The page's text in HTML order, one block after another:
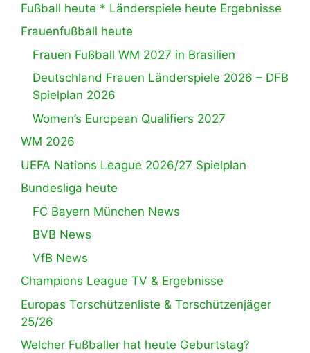
Fußball heute * Länderspiele heute Ergebnisse
Frauenfußball heute
Frauen Fußball WM 2027 in Brasilien
Deutschland Frauen Länderspiele 2026 – DFB
Spielplan 2026
Women’s European Qualifiers 2027
WM 2026
UEFA Nations League 2026/27 Spielplan
Bundesliga heute
FC Bayern München News
BVB News
VfB News
Champions League TV & Ergebnisse
Europas Torschützenliste & Torschützenjäger
25/26
Welcher Fußballer hat heute Geburtstag?